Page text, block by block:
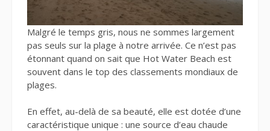
Malgré le temps gris, nous ne sommes largement
pas seuls sur la plage à notre arrivée. Ce n’est pas
étonnant quand on sait que Hot Water Beach est
souvent dans le top des classements mondiaux de
plages.
En effet, au-delà de sa beauté, elle est dotée d’une
caractéristique unique : une source d’eau chaude